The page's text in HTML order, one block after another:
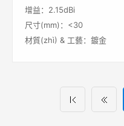
增益：2.15dBi
尺寸(mm)：<30
材質(zhì) & 工藝：鍍金